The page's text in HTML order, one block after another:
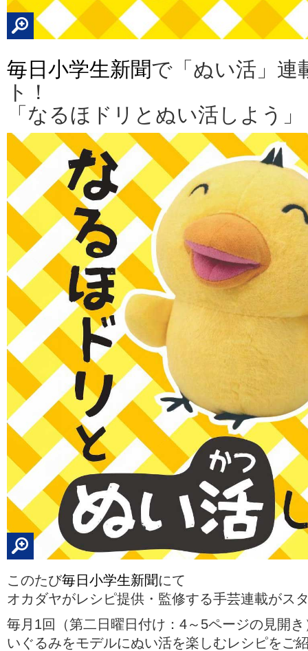
毎日小学生新聞で「ぬい活」連
ト！
「なるほドリとぬい活しよう」
このたび毎日小学生新聞にて
オカダヤがレシピ提供・監修する手芸連載がス
毎月1回（第二日曜日付け：4～5ページの見開
いぐるみをモデルにぬい活を楽しむレシピをご